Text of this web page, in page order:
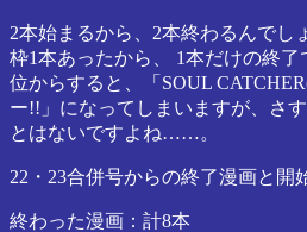
2本始まるから、2本終わるんでし
枠1本あったから、 1本だけの終
位からすると、「SOUL
ー!!」になってしまいますが、さ
とはないですよね……。
22・23合併号からの終了漫画と開
終わった漫画：計8本